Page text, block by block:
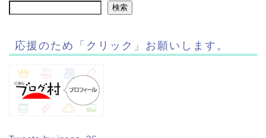
検索
応援のため「クリック」お願いします。